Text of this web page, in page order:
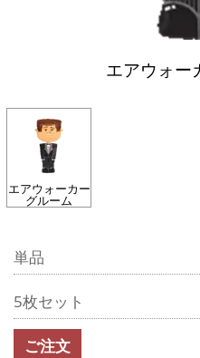
エアウォー
エアウォーカー
グルーム
単品
5枚セット
ご注文